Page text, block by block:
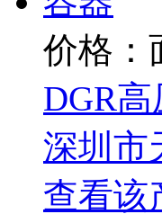
价格：
DGR
深圳市
查看该